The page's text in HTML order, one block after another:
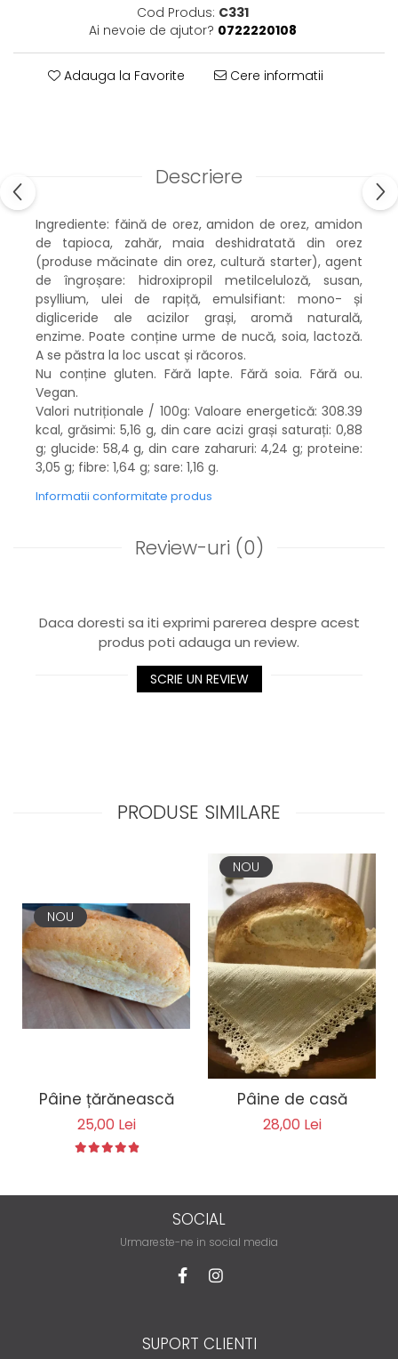
Cod Produs: C331
Ai nevoie de ajutor? 0722220108
Adauga la Favorite Cere informatii
Descriere
Ingrediente: făină de orez, amidon de orez, amidon
de tapioca, zahăr, maia deshidratată din orez
(produse măcinate din orez, cultură starter), agent
de îngroșare: hidroxipropil metilceluloză, susan,
psyllium, ulei de rapiță, emulsifiant: mono- și
digliceride ale acizilor grași, aromă naturală,
enzime. Poate conține urme de nucă, soia, lactoză.
A se păstra la loc uscat și răcoros.
Nu conține gluten. Fără lapte. Fără soia. Fără ou.
Vegan.
Valori nutriționale / 100g: Valoare energetică: 308.39
kcal, grăsimi: 5,16 g, din care acizi grași saturați: 0,88
g; glucide: 58,4 g, din care zaharuri: 4,24 g; proteine:
3,05 g; fibre: 1,64 g; sare: 1,16 g.
Informatii conformitate produs
Review-uri (0)
Daca doresti sa iti exprimi parerea despre acest
produs poti adauga un review.
SCRIE UN REVIEW
PRODUSE SIMILARE
NOU
Pâine țărănească
25,00 Lei
NOU
Pâine de casă
28,00 Lei
SOCIAL
Urmareste-ne in social media
SUPORT CLIENTI